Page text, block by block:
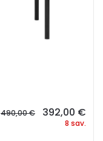
490,00€
Original
price
392,00 €
8 sav.